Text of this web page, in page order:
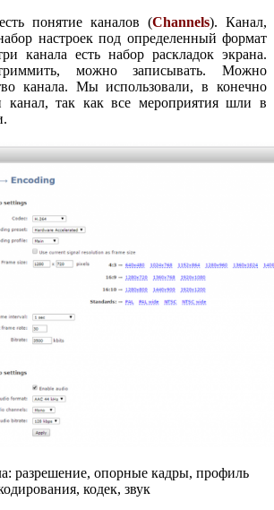
понятие каналов (Channels). Канал,
настроек под определенный формат
канала есть набор раскладок экрана.
можно записывать. Можно
канала. Мы использовали, в конечно
канал, так как все мероприятия шли в
разрешение, опорные кадры, профиль
кодек, звук